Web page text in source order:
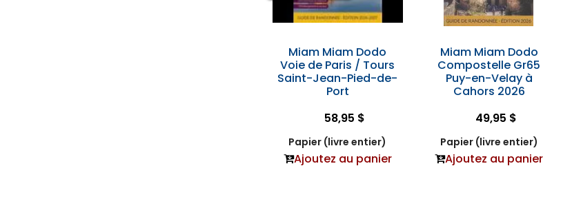
Miam Miam Dodo
Voie de Paris / Tours
Saint-Jean-Pied-de-
Port
58,95 $
Papier (livre entier)
Ajoutez au panier
Miam Miam Dodo
Compostelle Gr65
Puy-en-Velay à
Cahors 2026
49,95 $
Papier (livre entier)
Ajoutez au panier